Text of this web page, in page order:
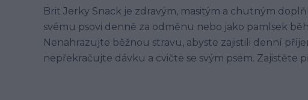
Brit Jerky Snack je zdravým, masitým a chutným
svému psovi denně za odměnu nebo jako pamlsek
Nenahrazujte běžnou stravu, abyste zajistili denní
nepřekračujte dávku a cvičte se svým psem. Zajistěte